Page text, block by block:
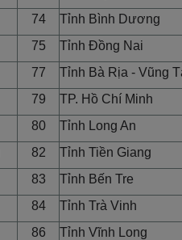
74
Tỉnh Bình Dương
75
Tỉnh Đồng Nai
77
Tỉnh Bà Rịa - Vũng
79
TP. Hồ Chí Minh
80
Tỉnh Long An
82
Tỉnh Tiền Giang
83
Tỉnh Bến Tre
84
Tỉnh Trà Vinh
86
Tỉnh Vĩnh Long